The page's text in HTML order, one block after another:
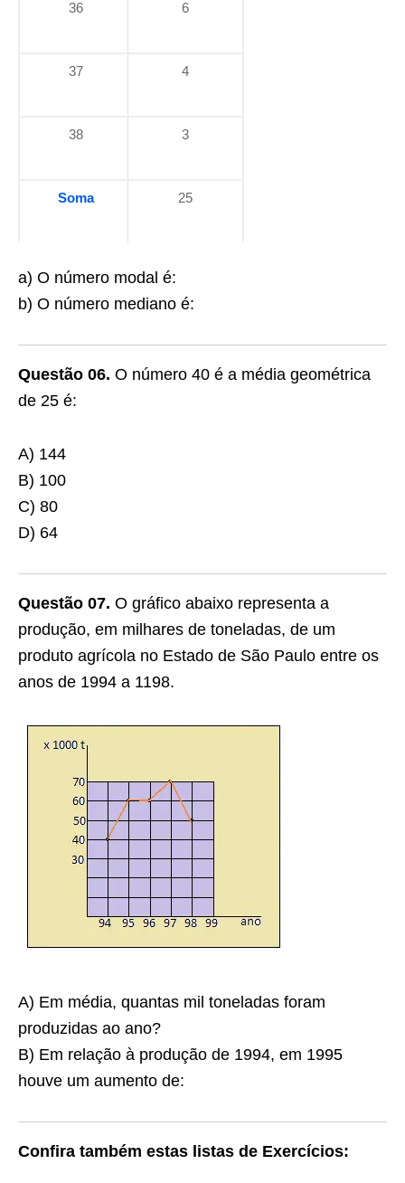
36 6
37 4
38 3
Soma 25
a) O número modal é:
b) O número mediano é:
Questão 06. O número 40 é a média geométrica
de 25 é:
A) 144
B) 100
C) 80
D) 64
Questão 07. O gráfico abaixo representa a
produção, em milhares de toneladas, de um
produto agrícola no Estado de São Paulo entre os
anos de 1994 a 1198.
A) Em média, quantas mil toneladas foram
produzidas ao ano?
B) Em relação à produção de 1994, em 1995
houve um aumento de:
Confira também estas listas de Exercícios: